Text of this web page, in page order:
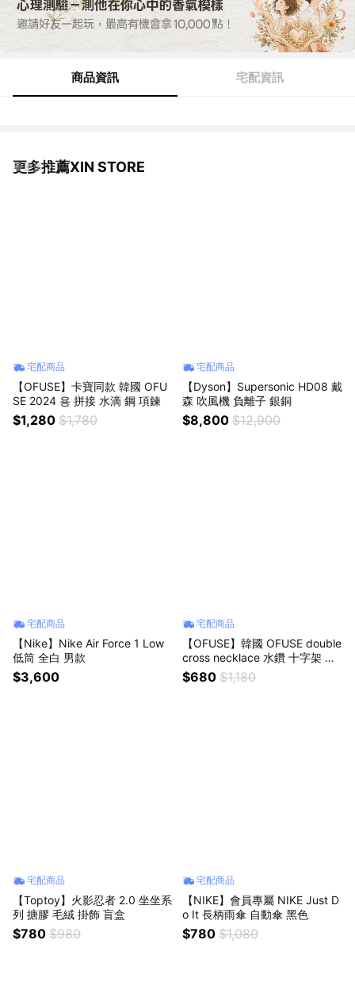
商品資訊 宅配資訊
更多推薦XIN STORE
看更多
宅配商品
【OFUSE】卡寶同款 韓國 OFU
SE 2024 용 拼接 水滴 鋼 項鍊
$1,280 $1,780
宅配商品
【Dyson】Supersonic HD08 戴
森 吹風機 負離子 銀銅
$8,800 $12,900
宅配商品
【Nike】Nike Air Force 1 Low
低筒 全白 男款
$3,600
宅配商品
【OFUSE】韓國 OFUSE double
cross necklace 水鑽 十字架 鋼
項鍊
$680 $1,180
宅配商品
【Toptoy】火影忍者 2.0 坐坐系
列 搪膠 毛絨 掛飾 盲盒
$780 $980
宅配商品
【NIKE】會員專屬 NIKE Just D
o It 長柄雨傘 自動傘 黑色
$780 $1,080